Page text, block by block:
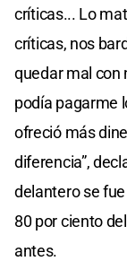
críticas... Lo
críticas, nos
quedar mal con
podía pagarme
ofreció más
diferencia”,
delantero se
80 por ciento
antes.